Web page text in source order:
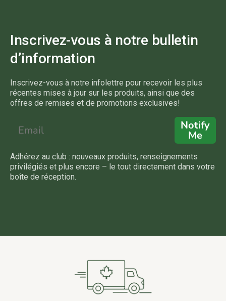
Inscrivez-vous à notre bulletin
d’information
Inscrivez-vous à notre infolettre pour recevoir les plus
récentes mises à jour sur les produits, ainsi que des
offres de remises et de promotions exclusives!
Notify
Me
Adhérez au club : nouveaux produits, renseignements
privilégiés et plus encore – le tout directement dans votre
boîte de réception.